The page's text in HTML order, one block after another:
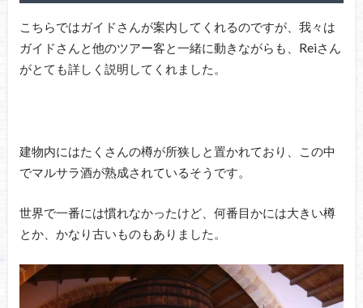
こちらではガイドさんが案内してくれるのですが、我々は
ガイドさんと他のツアー客と一緒に動きながらも、Reiさん
がとても詳しく説明してくれました。
建物内にはたくさんの樽が所狭しと置かれており、この中
でマルサラ酒が熟成されているそうです。
世界で一番には慣れなかったけど、何番目かには大きい樽
とか、かなり古いものもありました。